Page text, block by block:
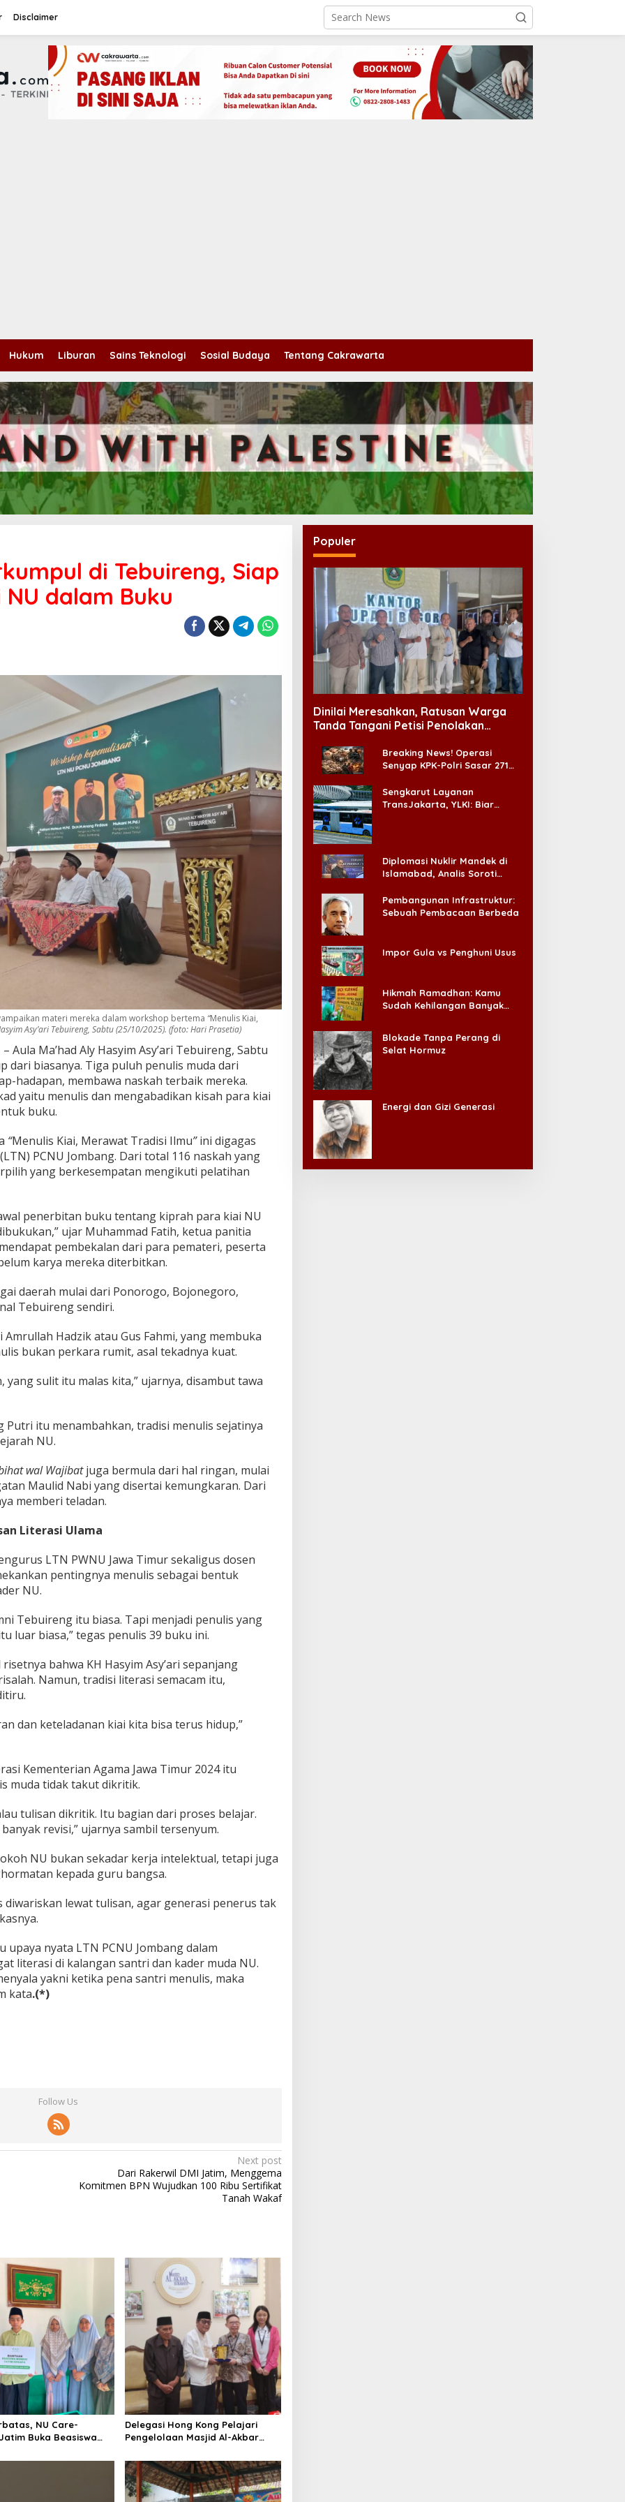
Disclaimer
Hukum Liburan Sains Teknologi Sosial Budaya Tentang Cakrawarta
di Tebuireng, Siap
dalam Buku
materi mereka dalam workshop bertema “Menulis Kiai,
Asy’ari Tebuireng, Sabtu (25/10/2025). (foto: Hari Prasetia)
– Aula Ma’had Aly Hasyim Asy’ari Tebuireng, Sabtu
dari biasanya. Tiga puluh penulis muda dari
hadapan, membawa naskah terbaik mereka.
yaitu menulis dan mengabadikan kisah para kiai
buku.
“Menulis Kiai, Merawat Tradisi Ilmu”ini digagas
PCNU Jombang. Dari total 116 naskah yang
yang berkesempatan mengikuti pelatihan
penerbitan buku tentang kiprah para kiai NU
ujar Muhammad Fatih, ketua panitia
pembekalan dari para pemateri, peserta
karya mereka diterbitkan.
daerah mulai dari Ponorogo, Bojonegoro,
Tebuireng sendiri.
Amrullah Hadzik atau Gus Fahmi, yang membuka
bukan perkara rumit, asal tekadnya kuat.
yang sulit itu malas kita,” ujarnya, disambut tawa
Putri itu menambahkan, tradisi menulis sejatinya
NU.
wal Wajibatjuga bermula dari hal ringan, mulai
Maulid Nabi yang disertai kemungkaran. Dari
memberi teladan.
Literasi Ulama
LTN PWNU Jawa Timur sekaligus dosen
pentingnya menulis sebagai bentuk
NU.
Tebuireng itu biasa. Tapi menjadi penulis yang
luar biasa,” tegas penulis 39 buku ini.
bahwa KH Hasyim Asy’ari sepanjang
Namun, tradisi literasi semacam itu,
dan keteladanan kiai kita bisa terus hidup,”
Kementerian Agama Jawa Timur 2024 itu
muda tidak takut dikritik.
tulisan dikritik. Itu bagian dari proses belajar.
revisi,” ujarnya sambil tersenyum.
NU bukan sekadar kerja intelektual, tetapi juga
kepada guru bangsa.
diwariskan lewat tulisan, agar generasi penerus tak
nyata LTN PCNU Jombang dalam
literasi di kalangan santri dan kader muda NU.
yakni ketika pena santri menulis, maka
kata.(*)
Follow Us
Next post
Dari Rakerwil DMI Jatim, Menggema
Komitmen BPN Wujudkan 100 Ribu Sertifikat
Tanah Wakaf
NU Care-
Buka Beasiswa
Delegasi Hong Kong Pelajari
Pengelolaan Masjid Al-Akbar
Populer
Dinilai Meresahkan, Ratusan Warga
Tanda Tangani Petisi Penolakan
Breaking News! Operasi
Senyap KPK-Polri Sasar 271
Ada ‘Badai Pemeriksaan’
Sengkarut Layanan
TransJakarta, YLKI: Biar
Diplomasi Nuklir Mandek di
Islamabad, Analis Soroti
Pembangunan Infrastruktur:
Sebuah Pembacaan Berbeda
Impor Gula vs Penghuni Usus
Hikmah Ramadhan: Kamu
Sudah Kehilangan Banyak
Blokade Tanpa Perang di
Selat Hormuz
Energi dan Gizi Generasi